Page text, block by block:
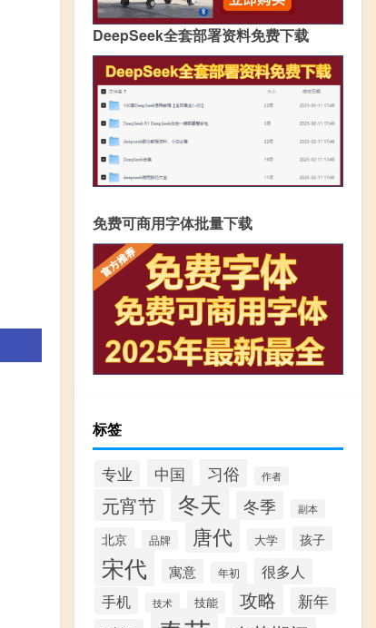
DeepSeek全套部署资料免费下载
免费可商用字体批量下载
标签
专业 中国 习俗 作者
元宵节 冬天 冬季 副本
北京 品牌 唐代 大学 孩子
宋代 寓意 年初 很多人
手机 技术 技能 攻略 新年